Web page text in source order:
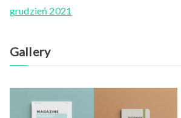
grudzień 2021
Gallery